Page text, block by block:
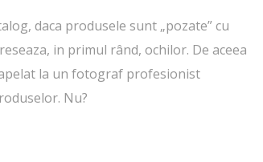
daca produsele sunt „pozate” cu
in primul rând, ochilor. De aceea
la un fotograf profesionist
Nu?